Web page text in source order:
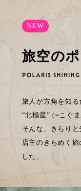
NEW
旅空の
旅人が方角を知
“北極星” (=こぐ
そんな、きらり
店主のきらめく
した。